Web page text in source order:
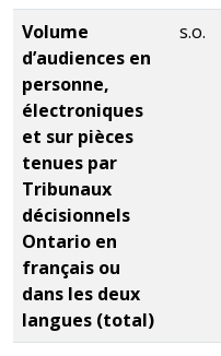
Volume
d’audiences en
personne,
électroniques
et sur pièces
tenues par
Tribunaux
décisionnels
Ontario en
français ou
dans les deux
langues (total)
s.o.